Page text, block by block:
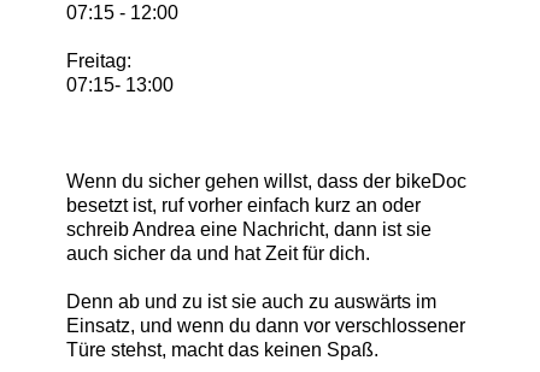
07:15 - 12:00
Freitag:
07:15- 13:00
Wenn du sicher gehen willst, dass der bikeDoc
besetzt ist, ruf vorher einfach kurz an oder
schreib Andrea eine Nachricht, dann ist sie
auch sicher da und hat Zeit für dich.
Denn ab und zu ist sie auch zu auswärts im
Einsatz, und wenn du dann vor verschlossener
Türe stehst, macht das keinen Spaß.